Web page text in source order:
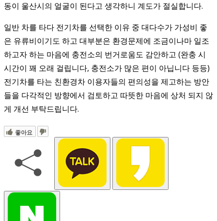
동이 울산시의 얼굴이 된다고 생각하니 계도가 절실합니다.
일반 차를 타다 전기차를 선택한 이유 중 대다수가 가성비 좋
은 유류비이기도 하고 대부분은 환경문제에 조금이나마 일조
하고자 하는 마음에 충전소의 번거로움도 감안하고 (완충 시
시간이 꽤 오래 걸립니다, 충전소가 많은 편이 아닙니다 등등)
전기차를 타는 친환경차 이용자들의 편의성을 제고하는 방안
들을 다각적인 방향에서 검토하고 따뜻한 마음에 상처 되지 않
게 개선 부탁드립니다.
좋아요